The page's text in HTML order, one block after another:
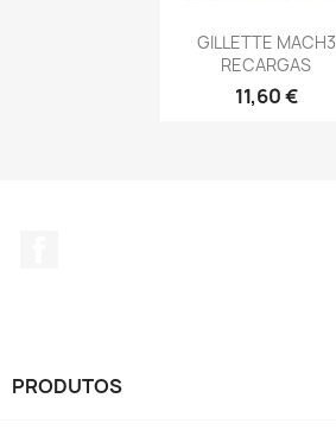
GILLETTE MACH3
RECARGAS
11,60 €
PRODUTOS